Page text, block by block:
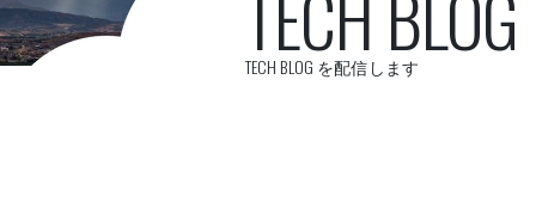
TECH BLOG を配信します